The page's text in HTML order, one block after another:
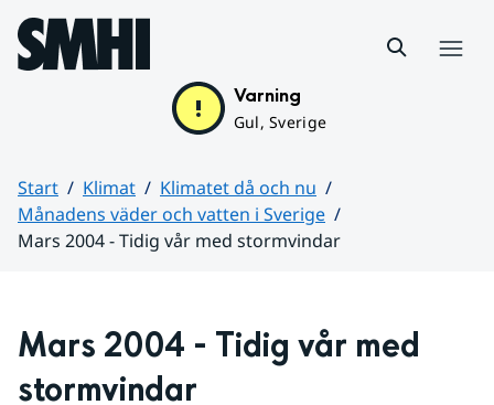
Hoppa till sidans innehåll
Varning
Gul, Sverige
Start Klimat
Klimatet då och nu
Månadens väder och vatten i Sverige
Mars 2004 - Tidig vår med stormvindar
Mars 2004 - Tidig vår med
stormvindar